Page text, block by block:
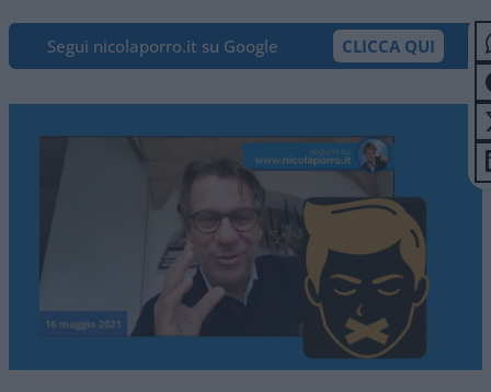
Segui nicolaporro.it su Google CLICCA QUI